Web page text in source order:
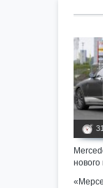
нового